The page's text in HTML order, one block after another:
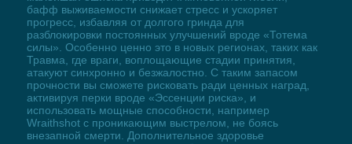
бафф выживаемости снижает стресс и ускоряет
прогресс, избавляя от долгого гринда для
разблокировки постоянных улучшений вроде «Тотема
силы». Особенно ценно это в новых регионах, таких как
Травма, где враги, воплощающие стадии принятия,
атакуют синхронно и безжалостно. С таким запасом
прочности вы сможете рисковать ради ценных наград,
активируя перки вроде «Эссенции риска», и
использовать мощные способности, например
Wraithshot с проникающим выстрелом, не боясь
внезапной смерти. Дополнительное здоровье